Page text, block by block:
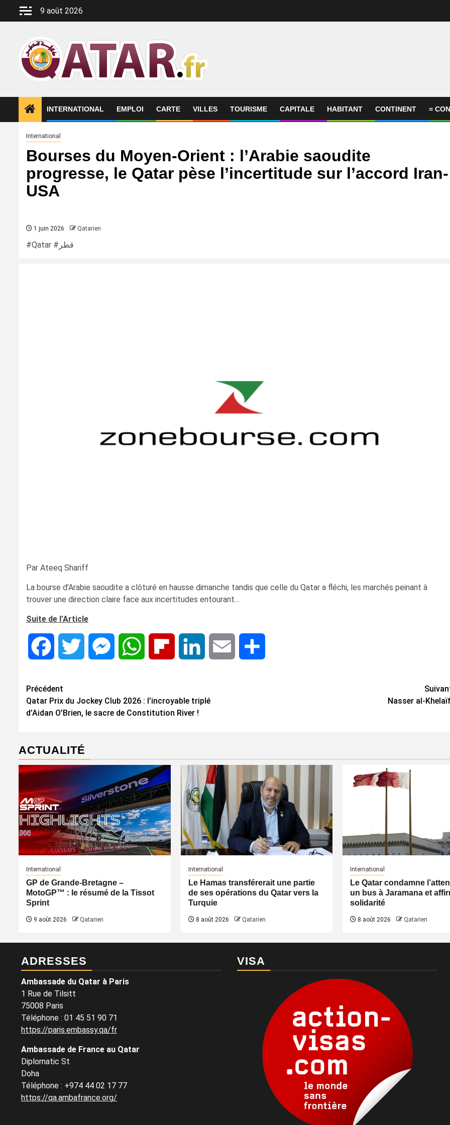
9 août 2026
INTERNATIONAL EMPLOI CARTE VILLES TOURISME CAPITALE HABITANT CONTINENT =
International
Bourses du Moyen-Orient : l’Arabie saoudite
progresse, le Qatar pèse l’incertitude sur l’accord Iran-
USA
1 juin 2026 Qatarien
#Qatar #قطر
Par Ateeq Shariff
La bourse d’Arabie saoudite a clôturé en hausse dimanche tandis que celle du Qatar a fléchi, les marchés peinant à
trouver une direction claire face aux incertitudes entourant…
Suite de l’Article
Facebook Twitter MessengerWhatsApp Flipboard LinkedIn Email
Navigation
d’article
Précédent
Qatar Prix du Jockey Club 2026 : l’incroyable triplé
d’Aidan O’Brien, le sacre de Constitution River !
Nasser al-
ACTUALITÉ
International
GP de Grande-Bretagne –
MotoGP™ : le résumé de la Tissot
Sprint
9 août 2026 Qatarien
International
Le Hamas transférerait une partie
de ses opérations du Qatar vers la
Turquie
8 août 2026 Qatarien
International
Le Qatar condamne
un bus à Jaramana et
solidarité
8 août 2026 Qatarien
ADRESSES
Ambassade du Qatar à Paris
1 Rue de Tilsitt
75008 Paris
Téléphone : 01 45 51 90 71
https://paris.embassy.qa/fr
Ambassade de France au Qatar
Diplomatic St
Doha
Téléphone : +974 44 02 17 77
https://qa.ambafrance.org/
VISA